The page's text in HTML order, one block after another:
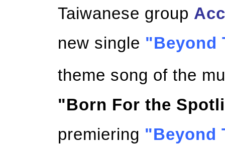
Taiwanese group
new single "Beyond
theme song of the
"Born For the
premiering "Beyond